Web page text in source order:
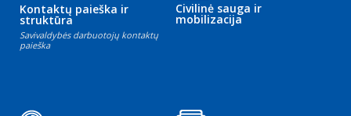
Kontaktų paieška ir
struktūra
Savivaldybės darbuotojų kontaktų
paieška
Civilinė sauga ir
mobilizacija